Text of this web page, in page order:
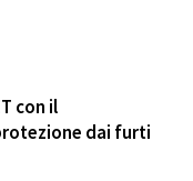
con il
dai furti